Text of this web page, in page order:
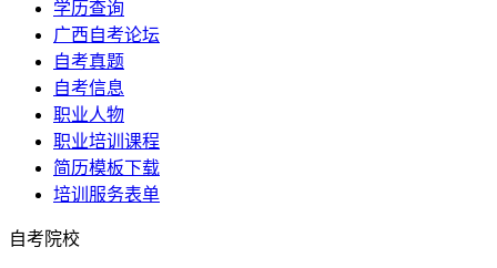
学历查询
广西自考论坛
自考真题
自考信息
职业人物
职业培训课程
简历模板下载
培训服务表单
自考院校